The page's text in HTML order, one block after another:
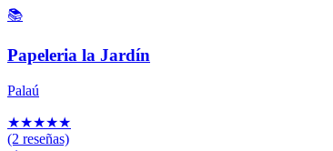
📚
Papeleria la Jardín
Palaú
★★★★★
(2 reseñas)